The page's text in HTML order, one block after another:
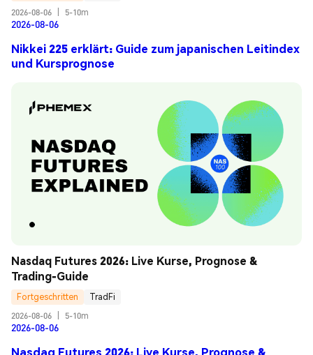
2026-08-06
5-10m
2026-08-06
Nikkei 225 erklärt: Guide zum japanischen Leitindex
und Kursprognose
Nasdaq Futures 2026: Live Kurse, Prognose &
Trading-Guide
Fortgeschritten
TradFi
2026-08-06
5-10m
2026-08-06
Nasdaq Futures 2026: Live Kurse, Prognose &